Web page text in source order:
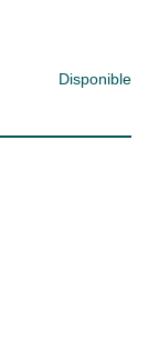
Disponible